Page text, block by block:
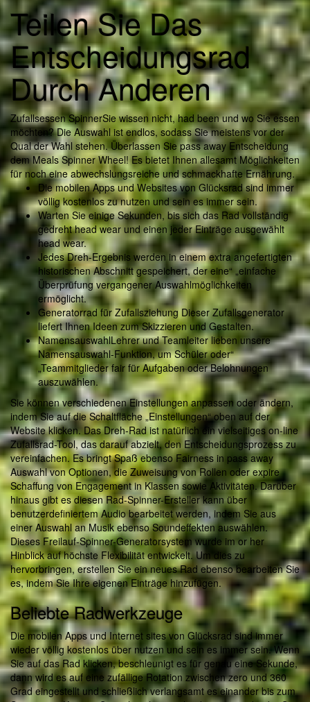
Teilen Sie Das
Entscheidungsrad
Durch Anderen
Zufallsessen SpinnerSie wissen nicht, had been und wo Sie essen
möchten? Die Auswahl ist endlos, sodass Sie meistens vor der
Qual der Wahl stehen. Überlassen Sie pass away Entscheidung
dem Meals Spinner Wheel! Es bietet Ihnen allesamt Möglichkeiten
für noch eine abwechslungsreiche und schmackhafte Ernährung.
Die mobilen Apps und Websites von Glücksrad sind immer
völlig kostenlos zu nutzen und sein es immer sein.
Warten Sie einige Sekunden, bis sich das Rad vollständig
gedreht head wear und einen jeder Einträge ausgewählt
head wear.
Jedes Dreh-Ergebnis werden in einem extra angefertigten
historischen Abschnitt gespeichert, der eine“ „einfache
Überprüfung vergangener Auswahlmöglichkeiten
ermöglicht.
Generatorrad für Zufallsziehung Dieser Zufallsgenerator
liefert Ihnen Ideen zum Skizzieren und Gestalten.
NamensauswahlLehrer und Teamleiter lieben unsere
Namensauswahl-Funktion, um Schüler oder“
„Teammitglieder fair für Aufgaben oder Belohnungen
auszuwählen.
Sie können verschiedenen Einstellungen anpassen oder ändern,
indem Sie auf die Schaltfläche „Einstellungen“ oben auf der
Website klicken. Das Dreh-Rad ist natürlich ein vielseitiges on-line
Zufallsrad-Tool, das darauf abzielt, den Entscheidungsprozess zu
vereinfachen. Es bringt Spaß ebenso Fairness in pass away
Auswahl von Optionen, die Zuweisung von Rollen oder expire
Schaffung von Engagement in Klassen sowie Aktivitäten. Darüber
hinaus gibt es diesen Rad-Spinner-Ersteller kann über
benutzerdefiniertem Audio bearbeitet werden, indem Sie aus
einer Auswahl an Musik ebenso Soundeffekten auswählen.
Dieses Freilauf-Spinner-Generatorsystem wurde im or her
Hinblick auf höchste Flexibilität entwickelt. Um dies zu
hervorbringen, erstellen Sie ein neues Rad ebenso bearbeiten Sie
es, indem Sie Ihre eigenen Einträge hinzufügen.
Beliebte Radwerkzeuge
Die mobilen Apps und Internet sites von Glücksrad sind immer
wieder völlig kostenlos über nutzen und sein es immer sein. Wenn
Sie auf das Rad klicken, beschleunigt es für genau eine Sekunde,
dann wird es auf eine zufällige Rotation zwischen zero und 360
Grad eingestellt und schließlich verlangsamt es einander bis zum